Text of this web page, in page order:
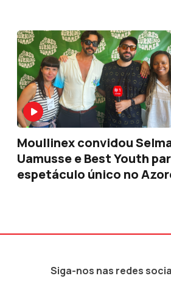
Moullinex convidou
Uamusse e Best Youth
espetáculo único no
Siga-nos nas redes